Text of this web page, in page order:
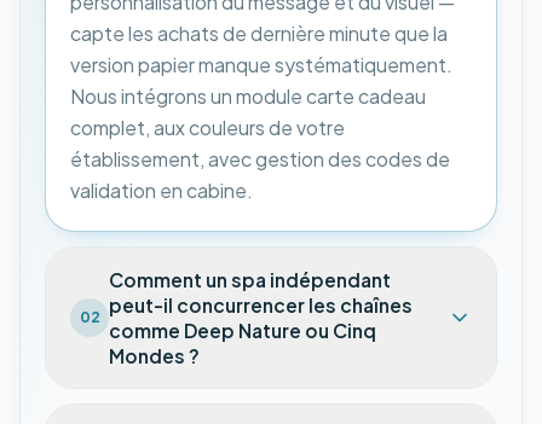
capte les achats de dernière minute que la
version papier manque systématiquement.
Nous intégrons un module carte cadeau
complet, aux couleurs de votre
établissement, avec gestion des codes de
validation en cabine.
02
Comment un spa indépendant
peut-il concurrencer les chaînes
comme Deep Nature ou Cinq
Mondes ?